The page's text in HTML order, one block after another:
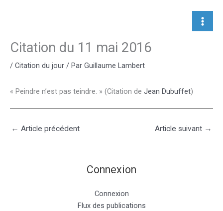
Citation du 11 mai 2016
/ Citation du jour / Par Guillaume Lambert
« Peindre n’est pas teindre. » (Citation de Jean Dubuffet)
← Article précédent Article suivant →
Connexion
Connexion
Flux des publications